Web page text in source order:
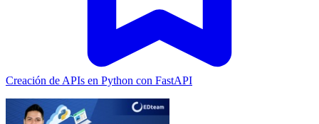
Creación de APIs en Python con FastAPI